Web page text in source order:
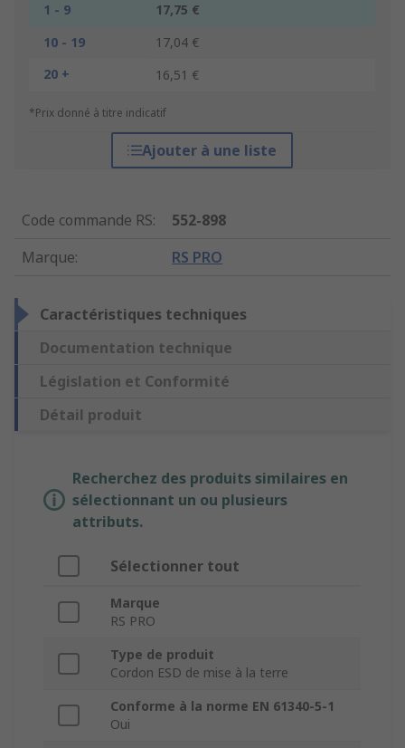
1 - 9
17,75 €
10 - 19
17,04 €
20 +
16,51 €
*Prix donné à titre indicatif
Ajouter à une liste
Code commande RS:
552-898
Marque: RS PRO
Caractéristiques techniques
Documentation technique
Législation et Conformité
Détail produit
Recherchez des produits similaires en
sélectionnant un ou plusieurs
attributs.
Sélectionner tout
Marque
RS PRO
Type de produit
Cordon ESD de mise à la terre
Conforme à la norme EN 61340-5-1
Oui